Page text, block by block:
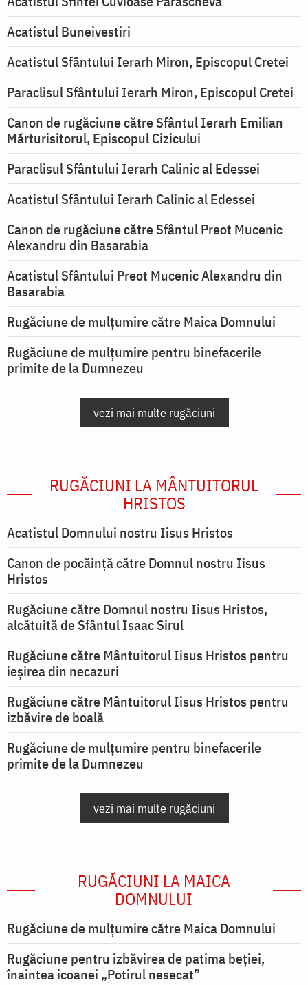
Acatistul Buneivestiri
Acatistul Sfântului Ierarh Miron, Episcopul Cretei
Paraclisul Sfântului Ierarh Miron, Episcopul Cretei
Canon de rugăciune către Sfântul Ierarh Emilian
Mărturisitorul, Episcopul Cizicului
Paraclisul Sfântului Ierarh Calinic al Edessei
Acatistul Sfântului Ierarh Calinic al Edessei
Canon de rugăciune către Sfântul Preot Mucenic
Alexandru din Basarabia
Acatistul Sfântului Preot Mucenic Alexandru din
Basarabia
Rugăciune de mulţumire către Maica Domnului
Rugăciune de mulțumire pentru binefacerile
primite de la Dumnezeu
vezi mai multe rugăciuni
RUGĂCIUNI LA MÂNTUITORUL
HRISTOS
Acatistul Domnului nostru Iisus Hristos
Canon de pocăință către Domnul nostru Iisus
Hristos
Rugăciune către Domnul nostru Iisus Hristos,
alcătuită de Sfântul Isaac Sirul
Rugăciune către Mântuitorul Iisus Hristos pentru
ieşirea din necazuri
Rugăciune către Mântuitorul Iisus Hristos pentru
izbăvire de boală
Rugăciune de mulțumire pentru binefacerile
primite de la Dumnezeu
vezi mai multe rugăciuni
RUGĂCIUNI LA MAICA
DOMNULUI
Rugăciune de mulţumire către Maica Domnului
Rugăciune pentru izbăvirea de patima beției,
înaintea icoanei „Potirul nesecat”